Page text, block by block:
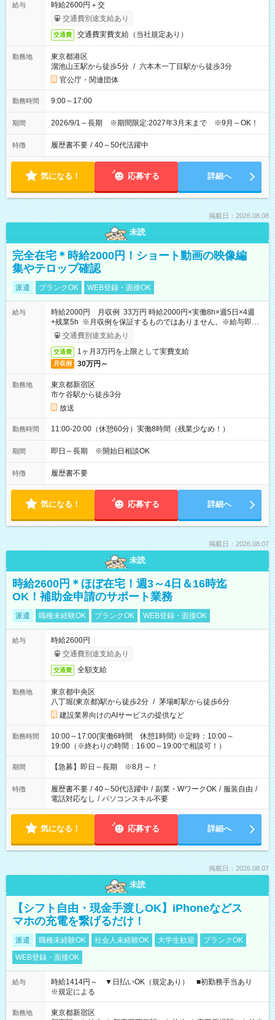
給与
時給2600円＋交
交通費別途支給あり
交通費 交通費実費支給（当社規定あり）
勤務地
東京都港区
溜池山王駅から徒歩5分 / 六本木一丁目駅から徒歩3分
官公庁・関連団体
勤務時間 9:00～17:00
期間 2026/9/1～長期 ※期間限定:2027年3月末まで ※9月～OK！
特徴 履歴書不要 / 40～50代活躍中
気になる！ 応募する 詳細へ
掲載日：2026.08.08
未読
完全在宅＊時給2000円！ショート動画の映像編
集やテロップ確認
派遣 ブランクOK WEB登録・面接OK
給与
時給2000円 月収例 33万円 時給2000円×実働8h×週5日×4週
+残業5h ※月収例を保証するものではありません。※給与即受
取りサービス利用可（利用条件有）
交通費別途支給あり
交通費 1ヶ月3万円を上限として実費支給
月収例 30万円～
勤務地
東京都新宿区
市ケ谷駅から徒歩3分
放送
勤務時間 11:00-20:00（休憩60分）実働8時間（残業少なめ！）
期間 即日～長期 ※開始日相談OK
特徴 履歴書不要
気になる！ 応募する 詳細へ
掲載日：2026.08.07
未読
時給2600円＊ほぼ在宅！週3～4日＆16時迄
OK！補助金申請のサポート業務
派遣 職種未経験OK ブランクOK WEB登録・面接OK
給与
時給2600円
交通費別途支給あり
交通費 全額支給
勤務地
東京都中央区
八丁堀(東京都)駅から徒歩2分 / 茅場町駅から徒歩6分
建設業界向けのAIサービスの提供など
勤務時間
10:00～17:00(実働6時間 休憩1時間) ※定時：10:00～
19:00（※終わりの時間：16:00～19:00で相談可！）
期間 【急募】即日～長期 ※8月～！
特徴 履歴書不要 / 40～50代活躍中 / 副業・WワークOK / 服装自由 /
電話対応なし / パソコンスキル不要
気になる！ 応募する 詳細へ
掲載日：2026.08.07
未読
【シフト自由・現金手渡しOK】iPhoneなどス
マホの充電を繋げるだけ！
派遣 職種未経験OK 社会人未経験OK 大学生歓迎
ブランクOK
WEB登録・面接OK
給与
時給1414円～ ▼日払いOK（規定あり） ■初勤務手当あり
※規定による
勤務地
東京都新宿区